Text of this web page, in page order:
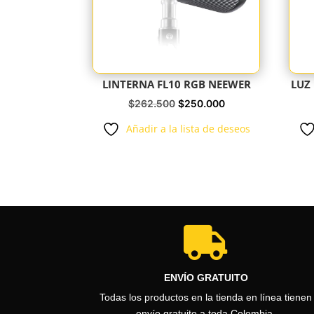
LINTERNA FL10 RGB NEEWER
$262.500 El
$250.000El
Añadir a la lista de deseos
LUZ

ENVÍO GRATUITO
Todas los productos en la tienda en línea tienen